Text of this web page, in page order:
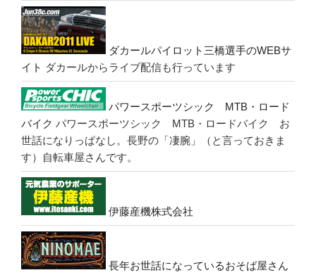
ダカールパイロット三橋選手のWEBサ
イト ダカールからライブ配信も行っています
パワースポーツシック MTB・ロード
バイク パワースポーツシック MTB・ロードバイク お
世話になりっぱなし。長野の「凄腕」（と言っておきま
す）自転車屋さんです。
伊藤産機株式会社
長年お世話になっているおそば屋さん